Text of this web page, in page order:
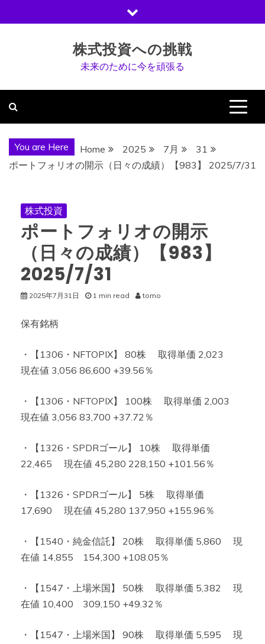
to
株式投資への挑戦
未来のために今を頑張る
You are Here Home 2025 7月
31
ポートフォリオの開示（日々の成績）【983】 2025/7/31
株式投資
ポートフォリオの開示
（日々の成績）【983】
2025/7/31
2025年7月31日 1 min read tomo
保有銘柄
・【1306・NFTOPIX】 80株 取得単価 2,023
現在値 3,056 86,600 +39.56％
・【1306・NFTOPIX】 100株 取得単価 2,003
現在値 3,056 83,700 +37.72％
・【1326・SPDRゴール】 10株 取得単価
22,465 現在値 45,280 228,150 +101.56％
・【1326・SPDRゴール】 5株 取得単価
17,690 現在値 45,280 137,950 +155.96％
・【1540・純金信託】 20株 取得単価 5,860 現
在値 14,855 154,300 +108.05％
・【1547・上場米国】 50株 取得単価 5,382 現
在値 10,400 309,150 +49.32％
・【1547・上場米国】 90株 取得単価 5,595 現